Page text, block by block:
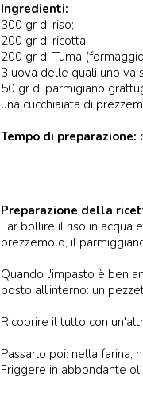
Ingredienti:
300 gr di riso;
200 gr di ricotta;
200 gr di Tuma
3 uova delle quali uno va
50 gr di parmigiano
una cucchiaiata di
Tempo di preparazione:
Preparazione della
Far bollire il riso in acqua
prezzemolo, il
Quando l'impasto è ben
posto all'interno: un
Ricoprire il tutto con
Passarlo poi: nella farina,
Friggere in abbondante